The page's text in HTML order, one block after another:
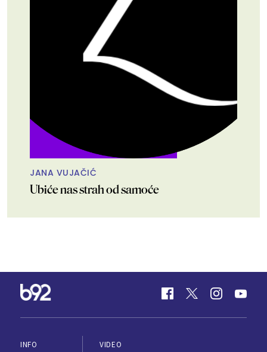
JANA VUJAČIĆ
Ubiće nas strah od samoće
INFO
VIDEO